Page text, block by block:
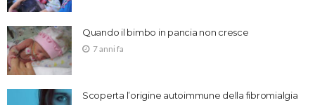
Quando il bimbo in pancia non cresce
7 anni fa
Scoperta l’origine autoimmune della fibromialgia